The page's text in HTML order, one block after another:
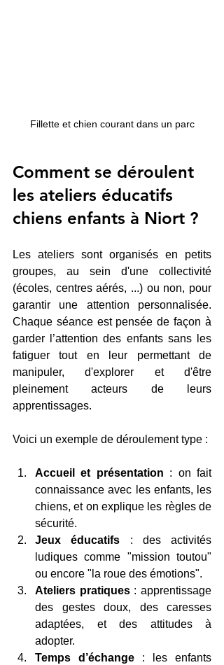
Fillette et chien courant dans un parc
Comment se déroulent
les ateliers éducatifs
chiens enfants à Niort ?
Les ateliers sont organisés en petits
groupes, au sein d'une collectivité
(écoles, centres aérés, ...) ou non, pour
garantir une attention personnalisée.
Chaque séance est pensée de façon à
garder l’attention des enfants sans les
fatiguer tout en leur permettant de
manipuler, d'explorer et d'être
pleinement acteurs de leurs
apprentissages.
Voici un exemple de déroulement type :
Accueil et présentation : on fait
connaissance avec les enfants, les
chiens, et on explique les règles de
sécurité.
Jeux éducatifs : des activités
ludiques comme "mission toutou"
ou encore "la roue des émotions".
Ateliers pratiques : apprentissage
des gestes doux, des caresses
adaptées, et des attitudes à
adopter.
Temps d’échange : les enfants